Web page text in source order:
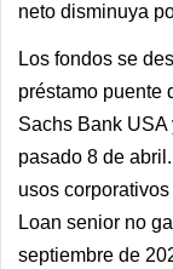
neto disminuya
Los fondos se
préstamo puente
Sachs Bank USA
pasado 8 de
usos
Loan senior no
septiembre de